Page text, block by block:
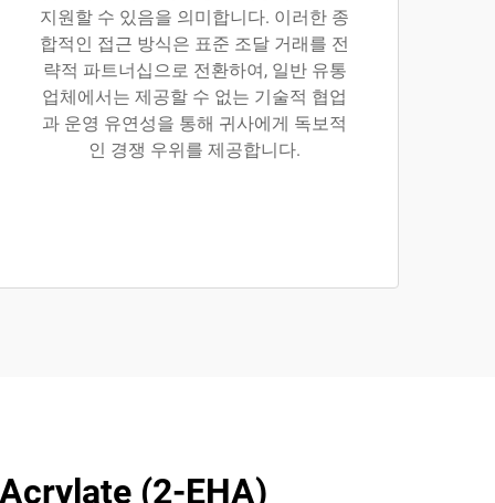
지원할 수 있음을 의미합니다. 이러한 종
합적인 접근 방식은 표준 조달 거래를 전
략적 파트너십으로 전환하여, 일반 유통
업체에서는 제공할 수 없는 기술적 협업
과 운영 유연성을 통해 귀사에게 독보적
인 경쟁 우위를 제공합니다.
(2-EHA)